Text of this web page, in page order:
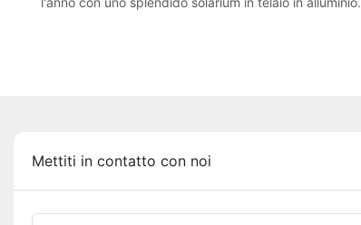
Mettiti in contatto con noi